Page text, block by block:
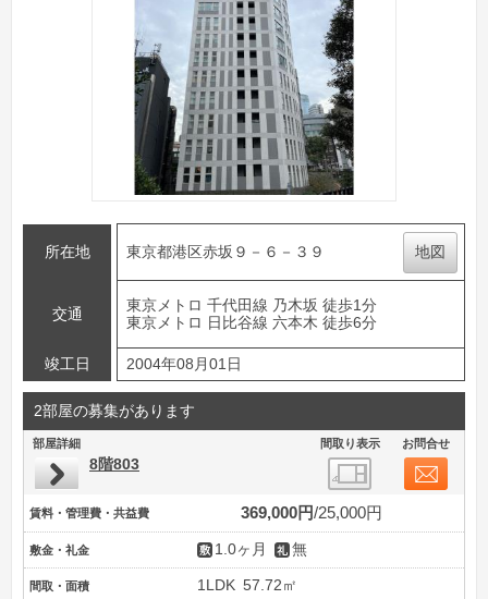
所在地 東京都港区赤坂９－６－３９ 地図
交通
東京メトロ 千代田線 乃木坂 徒歩1分
東京メトロ 日比谷線 六本木 徒歩6分
竣工日 2004年08月01日
2部屋の募集があります
部屋詳細 間取り表示 お問合せ
8階803
賃料・管理費・共益費 369,000円 25,000円
敷金・礼金 1.0ヶ月 無
間取・面積 1LDK 57.72㎡